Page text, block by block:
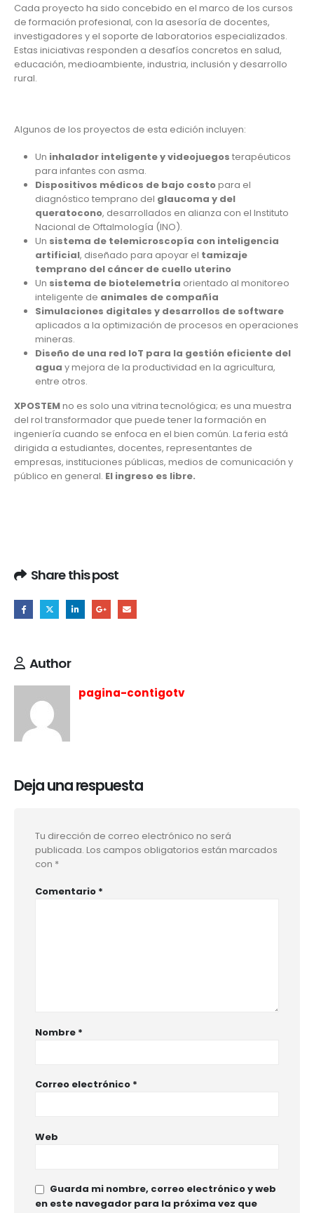
Cada proyecto ha sido concebido en el marco de los cursos
de formación profesional, con la asesoría de docentes,
investigadores y el soporte de laboratorios especializados.
Estas iniciativas responden a desafíos concretos en salud,
educación, medioambiente, industria, inclusión y desarrollo
rural.
Algunos de los proyectos de esta edición incluyen:
Un inhalador inteligente y videojuegos terapéuticos
para infantes con asma.
Dispositivos médicos de bajo costopara el
diagnóstico temprano del glaucoma y del
queratocono, desarrollados en alianza con el Instituto
Nacional de Oftalmología (INO).
Un sistema de telemicroscopía con inteligencia
artificial, diseñado para apoyar el tamizaje
temprano del cáncer de cuello uterino
Un sistema de biotelemetría orientado al monitoreo
inteligente de animales de compañía
Simulaciones digitales y desarrollos de software
aplicados a la optimización de procesos en operaciones
mineras.
Diseño de una red IoT para la gestión eficiente del
agua y mejora de la productividad en la agricultura,
entre otros.
XPOSTEMno es solo una vitrina tecnológica; es una muestra
del rol transformador que puede tener la formación en
ingeniería cuando se enfoca en el bien común. La feria está
dirigida a estudiantes, docentes, representantes de
empresas, instituciones públicas, medios de comunicación y
público en general. El ingreso es libre.
Share this post
Author
pagina-contigotv
Deja una respuesta
Tu dirección de correo electrónico no será
publicada. Los campos obligatorios están marcados
con *
Comentario *
Nombre *
Correo electrónico *
Web
Guarda mi nombre, correo electrónico y web
en este navegador para la próxima vez que